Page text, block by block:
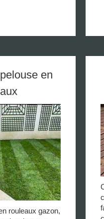
en
rouleaux gazon,